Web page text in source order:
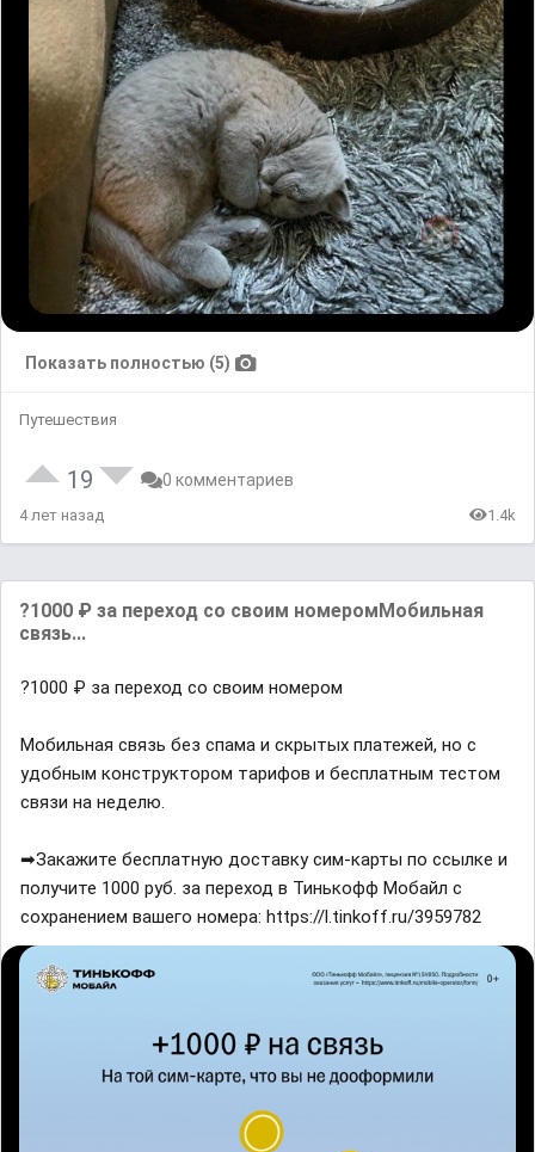
Показать полностью (5)
Путешествия
19 0 комментариев
4 лет назад 1.4k
?1000 ₽ за переход со своим номеромМобильная
связь...
?1000 ₽ за переход со своим номером
Мобильная связь без спама и скрытых платежей, но с
удобным конструктором тарифов и бесплатным тестом
связи на неделю.
➡Закажите бесплатную доставку сим-карты по ссылке и
получите 1000 руб. за переход в Тинькофф Мобайл с
сохранением вашего номера: https://l.tinkoff.ru/3959782